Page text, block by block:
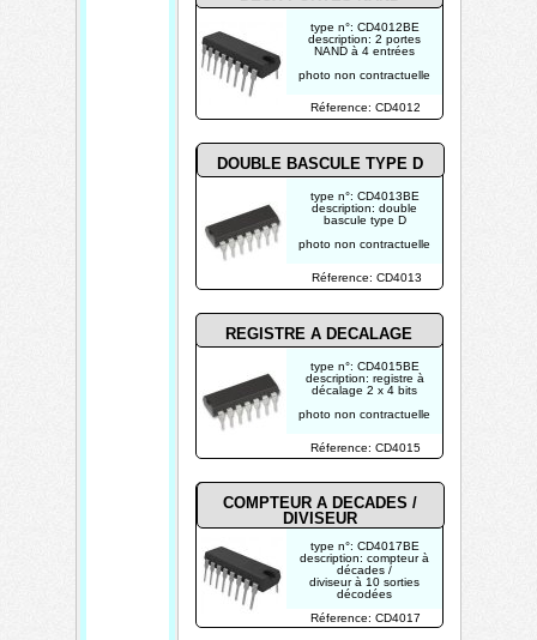
Réference: CD4012
type n°: CD4012BE
description: 2 portes
NAND à 4 entrées
photo non contractuelle
Réference: CD4017
Réference: CD4013
DOUBLE BASCULE TYPE D
type n°: CD4017BE
description: compteur à
décades /
diviseur à 10 sorties
décodées
photo non contractuelle
type n°: CD4013BE
description: double
bascule type D
photo non contractuelle
type n°: CD4015BE
description: registre à
décalage 2 x 4 bits
photo non contractuelle
Réference: CD4015
REGISTRE A DECALAGE
COMPTEUR A DECADES /
DIVISEUR